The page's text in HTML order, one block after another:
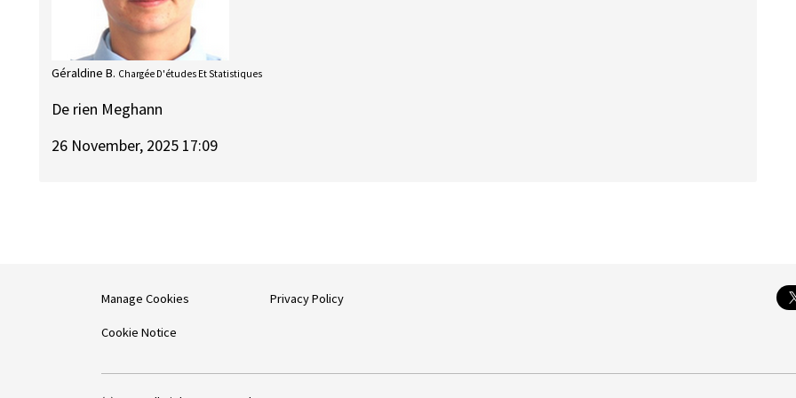
Géraldine B. Chargée D'études Et Statistiques
De rien Meghann
26 November, 2025 17:09
Manage Cookies
Cookie Notice
Privacy Policy